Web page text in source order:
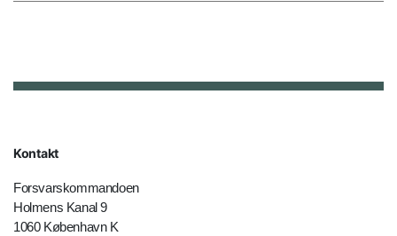
Kontakt
Forsvarskommandoen
Holmens Kanal 9
1060 København K